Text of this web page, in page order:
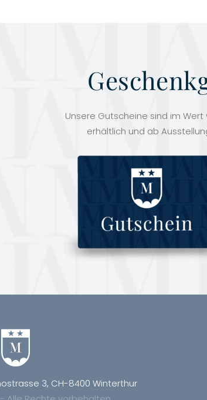
Unsere Gutscheine sind im Wert
erhältlich und ab
3, CH-8400 Winterthur